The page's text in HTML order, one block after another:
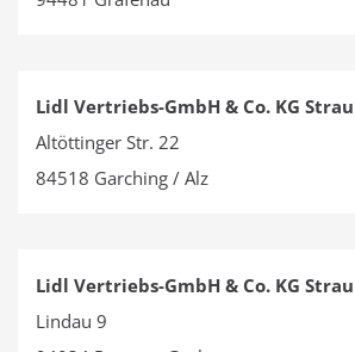
Lidl Vertriebs-GmbH & Co. KG
Altöttinger Str. 22
84518 Garching / Alz
Lidl Vertriebs-GmbH & Co. KG
Lindau 9